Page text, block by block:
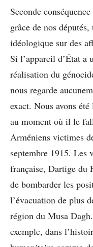
Seconde
grâce de nos
idéologique sur des
Si l’appareil d’État a
réalisation du
nous regarde
exact. Nous avons
au moment où il le
Arméniens victimes
septembre 1915. Les
française, Dartige du
de bombarder les
l’évacuation de plus
région du Musa
exemple, dans